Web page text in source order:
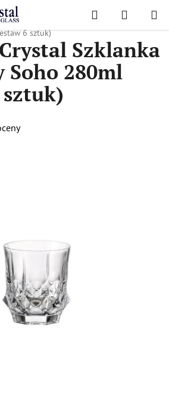
Szukaj KOSZYK
/ Soho
Bohemia Crystal Szklanka do
6 sztuk)
Szklanka
Soho 280ml